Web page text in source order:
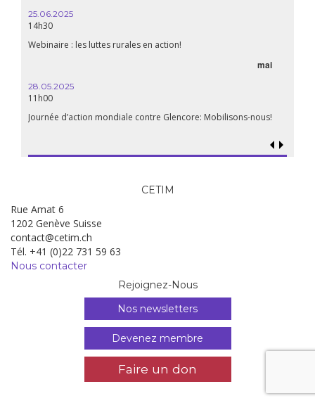
25.06.2025
14h30
Webinaire : les luttes rurales en action!
mai
28.05.2025
11h00
Journée d’action mondiale contre Glencore: Mobilisons-nous!
CETIM
Rue Amat 6
1202 Genève Suisse
contact@cetim.ch
Tél. +41 (0)22 731 59 63
Nous contacter
Rejoignez-Nous
Nos newsletters
Devenez membre
Faire un don